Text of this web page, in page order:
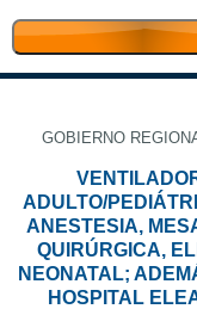
GOBIERNO
ADULTO/
ANESTESIA,
QUIRÚRGICA,
NEONATAL;
HOSPITAL